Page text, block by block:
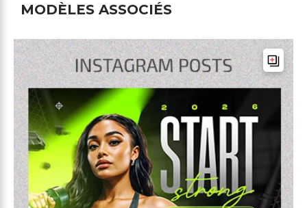
MODÈLES ASSOCIÉS